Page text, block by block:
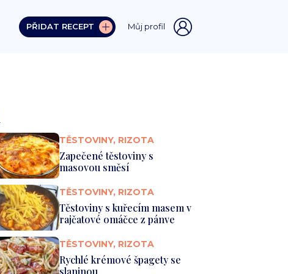
PŘIDAT RECEPT Můj profil
TĚSTOVINY, RIZOTA
Zapečené těstoviny s
masovou směsí
TĚSTOVINY, RIZOTA
Těstoviny s kuřecím masem v
rajčatové omáčce z pánve
TĚSTOVINY, RIZOTA
Rychlé krémové špagety se
slaninou